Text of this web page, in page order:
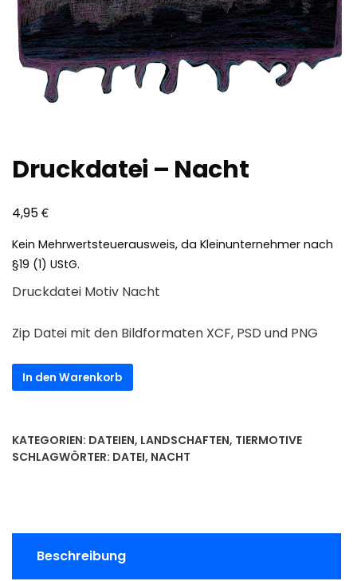
Druckdatei – Nacht
4,95€
Kein Mehrwertsteuerausweis, da Kleinunternehmer nach
§19 (1) UStG.
Druckdatei Motiv Nacht
Zip Datei mit den Bildformaten XCF, PSD und PNG
Druckdatei
-
In den Warenkorb
KATEGORIEN: DATEIEN, LANDSCHAFTEN, TIERMOTIVE
SCHLAGWÖRTER: DATEI, NACHT
Beschreibung